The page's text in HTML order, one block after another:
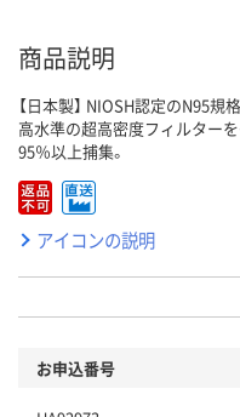
商品説明
【日本製】 NIOSH認定のN95規
高水準の超高密度フィルター
95％以上捕集。
アイコンの説明
お申込番号